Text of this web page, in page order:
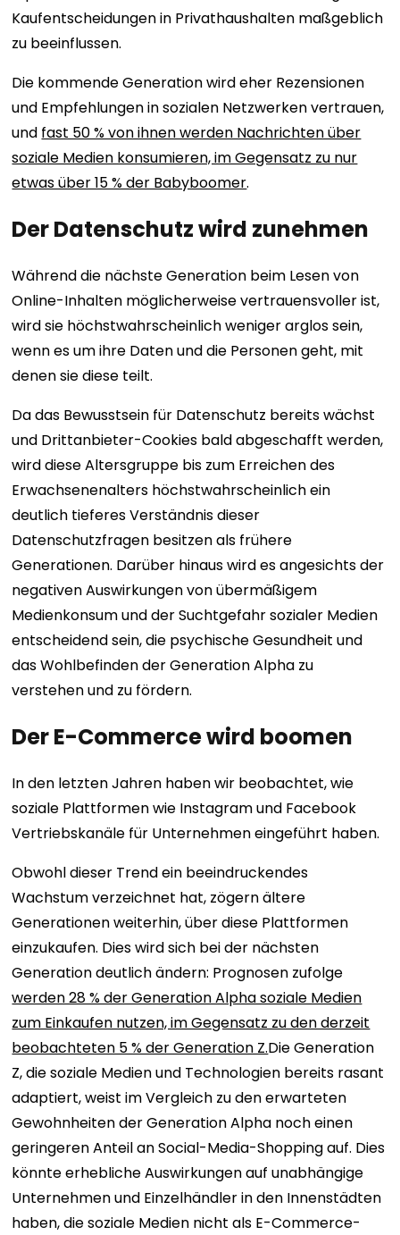
Kaufentscheidungen in Privathaushalten maßgeblich
zu beeinflussen.
Die kommende Generation wird eher Rezensionen
und Empfehlungen in sozialen Netzwerken vertrauen,
und fast 50 % von ihnen werden Nachrichten über
soziale Medien konsumieren, im Gegensatz zu nur
etwas über 15 % der Babyboomer.
Der Datenschutz wird zunehmen
Während die nächste Generation beim Lesen von
Online-Inhalten möglicherweise vertrauensvoller ist,
wird sie höchstwahrscheinlich weniger arglos sein,
wenn es um ihre Daten und die Personen geht, mit
denen sie diese teilt.
Da das Bewusstsein für Datenschutz bereits wächst
und Drittanbieter-Cookies bald abgeschafft werden,
wird diese Altersgruppe bis zum Erreichen des
Erwachsenenalters höchstwahrscheinlich ein
deutlich tieferes Verständnis dieser
Datenschutzfragen besitzen als frühere
Generationen. Darüber hinaus wird es angesichts der
negativen Auswirkungen von übermäßigem
Medienkonsum und der Suchtgefahr sozialer Medien
entscheidend sein, die psychische Gesundheit und
das Wohlbefinden der Generation Alpha zu
verstehen und zu fördern.
Der E-Commerce wird boomen
In den letzten Jahren haben wir beobachtet, wie
soziale Plattformen wie Instagram und Facebook
Vertriebskanäle für Unternehmen eingeführt haben.
Obwohl dieser Trend ein beeindruckendes
Wachstum verzeichnet hat, zögern ältere
Generationen weiterhin, über diese Plattformen
einzukaufen. Dies wird sich bei der nächsten
Generation deutlich ändern: Prognosen zufolge
werden 28 % der Generation Alpha soziale Medien
zum Einkaufen nutzen, im Gegensatz zu den derzeit
beobachteten 5 % der Generation Z.Die Generation
Z, die soziale Medien und Technologien bereits rasant
adaptiert, weist im Vergleich zu den erwarteten
Gewohnheiten der Generation Alpha noch einen
geringeren Anteil an Social-Media-Shopping auf. Dies
könnte erhebliche Auswirkungen auf unabhängige
Unternehmen und Einzelhändler in den Innenstädten
haben, die soziale Medien nicht als E-Commerce-